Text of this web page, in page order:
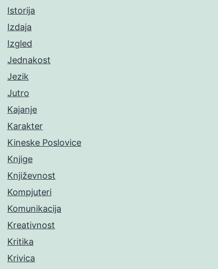
Istorija
Izdaja
Izgled
Jednakost
Jezik
Jutro
Kajanje
Karakter
Kineske Poslovice
Knjige
Književnost
Kompjuteri
Komunikacija
Kreativnost
Kritika
Krivica